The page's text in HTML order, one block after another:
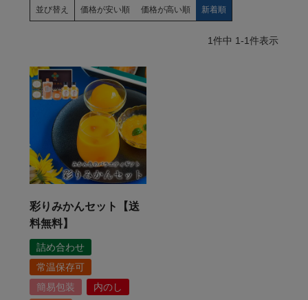
並び替え 価格が安い順 価格が高い順 新着順
1件中 1-1件表示
彩りみかんセット【送
料無料】
詰め合わせ
常温保存可
簡易包装
内のし